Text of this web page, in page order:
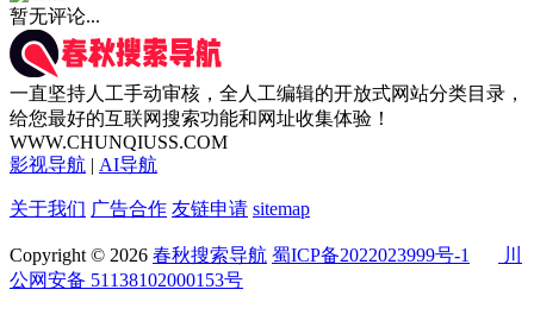
暂无评论...
一直坚持人工手动审核，全人工编辑的开放式网站分类目录，
给您最好的互联网搜索功能和网址收集体验！
WWW.CHUNQIUSS.COM
影视导航 | AI导航
关于我们 广告合作 友链申请 sitemap
Copyright © 2026 春秋搜索导航 蜀ICP备2022023999号-1
川
公网安备 51138102000153号